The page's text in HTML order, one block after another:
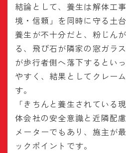
結論として、養生は解体工
境・信頼」を同時に守る土
養生が不十分だと、粉じん
る、飛び石が隣家の窓ガラ
が歩行者側へ落下するとい
やすく、結果としてクレー
す。
「きちんと養生されている
体会社の安全意識と近隣配
メーターでもあり、施主が
ックポイントです。